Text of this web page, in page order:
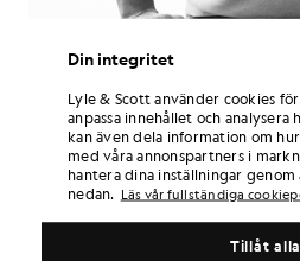
”Varje plagg i
historia. Här finns
färger. Juves
geometriska
Din integritet
Lyle & Scott använder cookies
anpassa innehållet och
kan även dela information om
med våra annonspartners i
hantera dina inställningar
nedan.
Läs vår fullständiga
Tillåt alla